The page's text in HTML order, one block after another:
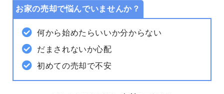
お家の売却で悩んでいませんか？
何から始めたらいいか分からない
だまされないか心配
初めての売却で不安